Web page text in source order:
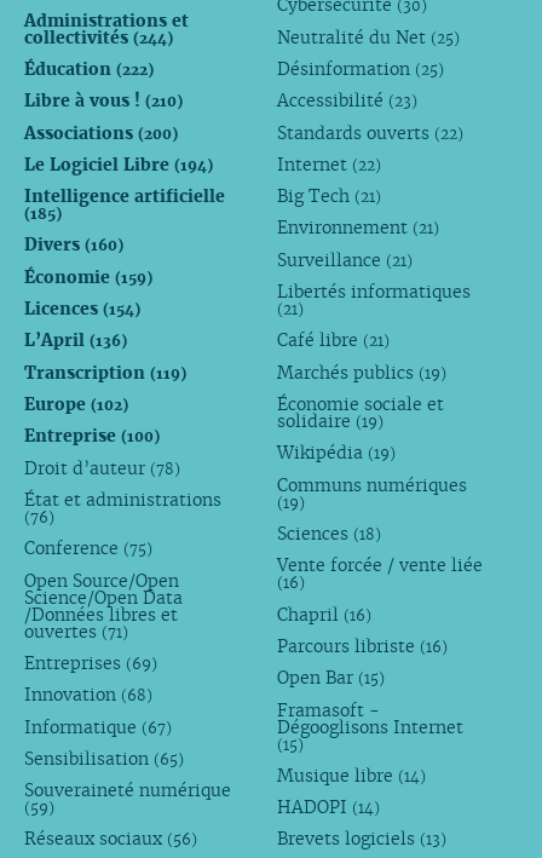
Administrations et
collectivités (244)
Éducation (222)
Libre à vous ! (210)
Associations (200)
Le Logiciel Libre (194)
Intelligence artificielle
(185)
Divers (160)
Économie (159)
Licences (154)
L’April (136)
Transcription (119)
Europe (102)
Entreprise (100)
Droit d’auteur (78)
État et administrations
(76)
Conference (75)
Open Source/Open
Science/Open Data
/Données libres et
ouvertes (71)
Entreprises (69)
Innovation (68)
Informatique (67)
Sensibilisation (65)
Souveraineté numérique
(59)
Réseaux sociaux (56)
Cybersécurité (30)
Neutralité du Net (25)
Désinformation (25)
Accessibilité (23)
Standards ouverts (22)
Internet (22)
Big Tech (21)
Environnement (21)
Surveillance (21)
Libertés informatiques
(21)
Café libre (21)
Marchés publics (19)
Économie sociale et
solidaire (19)
Wikipédia (19)
Communs numériques
(19)
Sciences (18)
Vente forcée / vente liée
(16)
Chapril (16)
Parcours libriste (16)
Open Bar (15)
Framasoft -
Dégooglisons Internet
(15)
Musique libre (14)
HADOPI (14)
Brevets logiciels (13)